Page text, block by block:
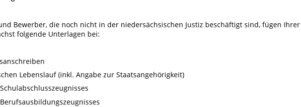
Bewerber, die noch nicht in der niedersächsischen Justiz beschäftigt sind, fügen Ihrer
folgende Unterlagen bei:
Lebenslauf (inkl. Angabe zur Staatsangehörigkeit)